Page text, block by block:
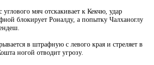
углового мяч отскакивает к Кекчю, удар
блокирует Роналду, а попытку Чалханоглу
в штрафную с левого края и стреляет в
ногой отводит угрозу.